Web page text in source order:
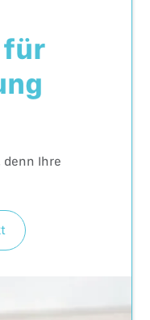
für
denn Ihre